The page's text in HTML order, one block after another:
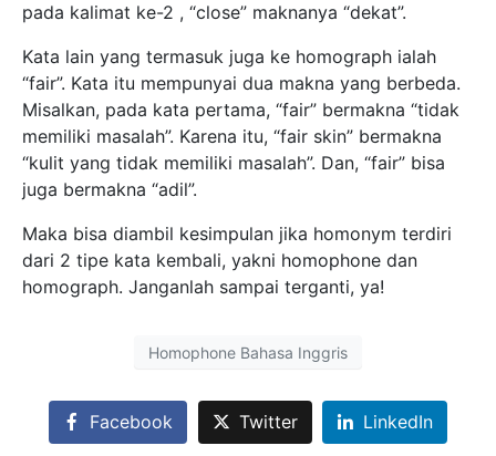
pada kalimat ke-2 , “close” maknanya “dekat”.
Kata lain yang termasuk juga ke homograph ialah
“fair”. Kata itu mempunyai dua makna yang berbeda.
Misalkan, pada kata pertama, “fair” bermakna “tidak
memiliki masalah”. Karena itu, “fair skin” bermakna
“kulit yang tidak memiliki masalah”. Dan, “fair” bisa
juga bermakna “adil”.
Maka bisa diambil kesimpulan jika homonym terdiri
dari 2 tipe kata kembali, yakni homophone dan
homograph. Janganlah sampai terganti, ya!
Homophone Bahasa Inggris
Facebook Twitter LinkedIn